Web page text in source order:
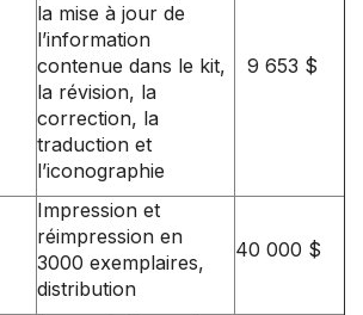
la mise à jour de
l’information
contenue dans le kit,
la révision, la
correction, la
traduction et
l’iconographie
9 653 $
Impression et
réimpression en
3000 exemplaires,
distribution
40 000 $